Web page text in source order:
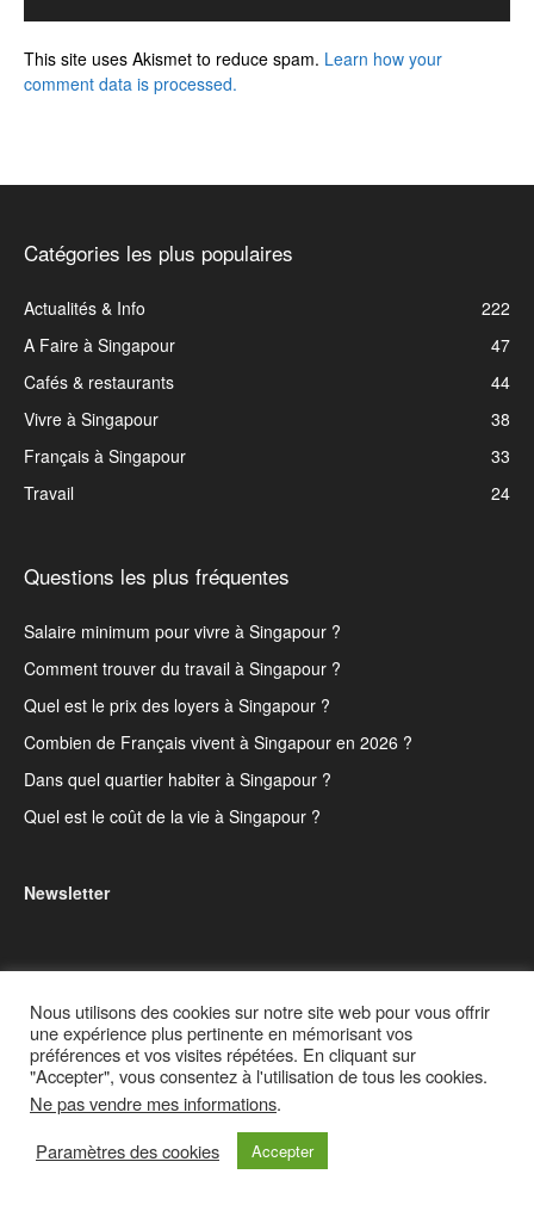
This site uses Akismet to reduce spam. Learn how your
comment data is processed.
Catégories les plus populaires
Actualités & Info
222
A Faire à Singapour
47
Cafés & restaurants
44
Vivre à Singapour
38
Français à Singapour
33
Travail
24
Questions les plus fréquentes
Salaire minimum pour vivre à Singapour ?
Comment trouver du travail à Singapour ?
Quel est le prix des loyers à Singapour ?
Combien de Français vivent à Singapour en 2026 ?
Dans quel quartier habiter à Singapour ?
Quel est le coût de la vie à Singapour ?
Newsletter
A
un email à chaque fois qu'un nouvel article est
publié !
Type your email…
Nous utilisons des cookies sur notre site web pour vous offrir
une expérience plus pertinente en mémorisant vos
préférences et vos visites répétées. En cliquant sur
"Accepter", vous consentez à l'utilisation de tous les cookies.
Ne pas vendre mes informations.
Paramètres des cookies
Accepter